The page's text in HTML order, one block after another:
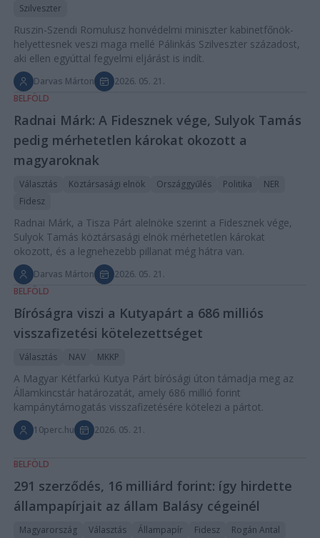
Szilveszter
Ruszin-Szendi Romulusz honvédelmi miniszter kabinetfőnök-
helyettesnek veszi maga mellé Pálinkás Szilveszter századost,
aki ellen egyúttal fegyelmi eljárást is indít.
Darvas Márton
2026. 05. 21.
BELFÖLD
Radnai Márk: A Fidesznek vége, Sulyok Tamás
pedig mérhetetlen károkat okozott a
magyaroknak
Választás Köztársasági elnök Országgyűlés Politika
NER
Fidesz
Radnai Márk, a Tisza Párt alelnöke szerint a Fidesznek vége,
Sulyok Tamás köztársasági elnök mérhetetlen károkat
okozott, és a legnehezebb pillanat még hátra van.
Darvas Márton
2026. 05. 21.
BELFÖLD
Bíróságra viszi a Kutyapárt a 686 milliós
visszafizetési kötelezettséget
Választás NAV MKKP
A Magyar Kétfarkú Kutya Párt bírósági úton támadja meg az
Államkincstár határozatát, amely 686 millió forint
kampánytámogatás visszafizetésére kötelezi a pártot.
10perc.hu 2026. 05. 21.
BELFÖLD
291 szerződés, 16 milliárd forint: így hirdette
állampapírjait az állam Balásy cégeinél
Magyarország Választás Állampapír Fidesz
Rogán Antal